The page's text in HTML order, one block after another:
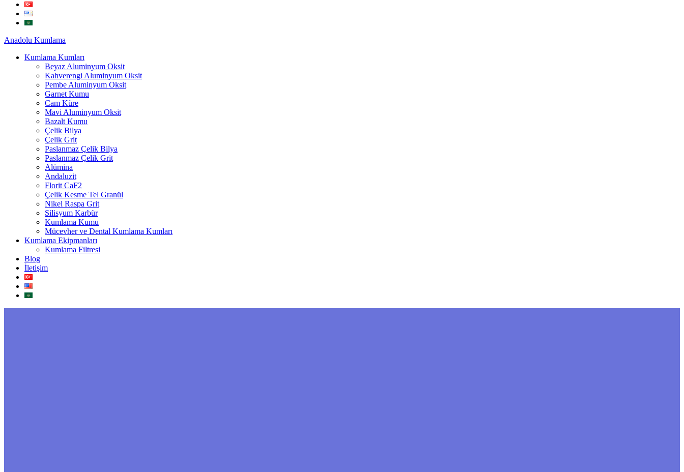
Anadolu Kumlama
Kumlama Kumları
Beyaz Aluminyum Oksit
Kahverengi Aluminyum Oksit
Pembe Aluminyum Oksit
Garnet Kumu
Cam Küre
Mavi Aluminyum Oksit
Bazalt Kumu
Çelik Bilya
Çelik Grit
Paslanmaz Çelik Bilya
Paslanmaz Çelik Grit
Alümina
Andaluzit
Florit CaF2
Çelik Kesme Tel Granül
Nikel Raspa Grit
Silisyum Karbür
Kumlama Kumu
Mücevher ve Dental Kumlama Kumları
Kumlama Ekipmanları
Kumlama Filtresi
Blog
İletişim